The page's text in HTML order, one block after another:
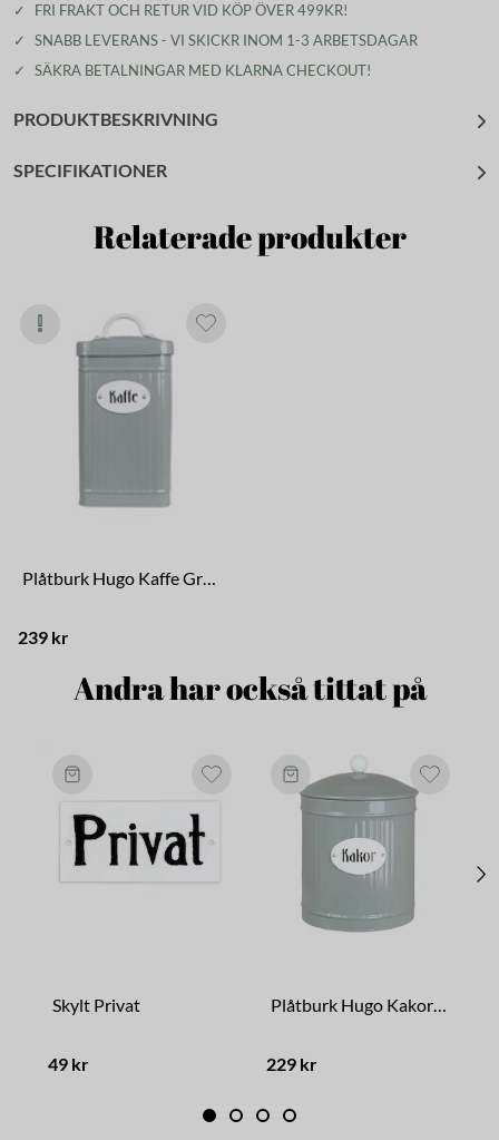
✓
FRI FRAKT OCH RETUR VID KÖP ÖVER 499KR!
✓
SNABB LEVERANS - VI SKICKR INOM 1-3 ARBETSDAGAR
✓
SÄKRA BETALNINGAR MED KLARNA CHECKOUT!
PRODUKTBESKRIVNING
SPECIFIKATIONER
Relaterade produkter
Plåtburk Hugo Kaffe Grön Rektangulär
239 kr
Andra har också tittat på
Skylt Privat
49 kr
Plåtburk Hugo Kakor Grön
229 kr